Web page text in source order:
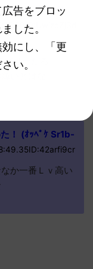
(ｽﾌﾟﾌﾟ Sdff-
リーだろ
！ (ｵｯﾍﾟｹ Sr1b-
か一番Ｌｖ高い
告をブロッ
した。
にし、「更
い。